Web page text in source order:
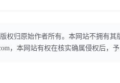
权归原始作者所有。本网站不拥有
，本网站有权在核实确属侵权后，予